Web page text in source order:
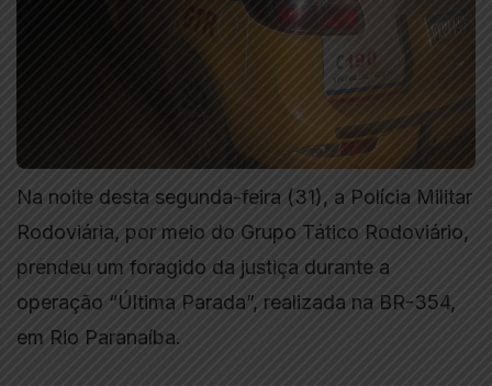
Na noite desta segunda-feira (31), a Polícia Militar
Rodoviária, por meio do Grupo Tático Rodoviário,
prendeu um foragido da justiça durante a
operação “Última Parada”, realizada na BR-354,
em Rio Paranaíba.